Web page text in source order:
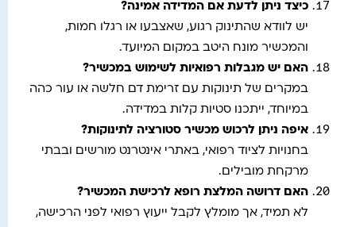
כיצד ניתן לדעת אם המדידה אמינה?
יש לוודא שהתינוק רגוע, שאצבעו או רגלו חמות,
והמכשיר מונח היטב במקום המיועד.
האם יש מגבלות רפואיות לשימוש במכשיר?
במקרים של תינוקות עם זרימת דם חלשה או עור כהה
במיוחד, ייתכנו סטיות קלות במדידה.
איפה ניתן לרכוש מכשיר סטורציה לתינוקות?
בחנויות לציוד רפואי, באתרי אינטרנט מורשים ובבתי
מרקחת מובילים.
האם דרושה המלצת רופא לרכישת המכשיר?
לא תמיד, אך מומלץ לקבל ייעוץ רפואי לפני הרכישה,